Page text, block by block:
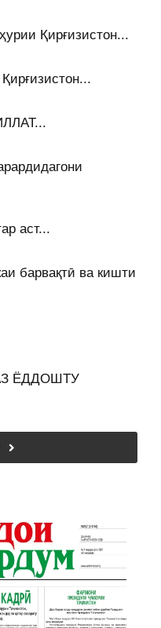
Қирғизистон...
аст...
барвақтӣ ва кишти
ЁДДОШТУ